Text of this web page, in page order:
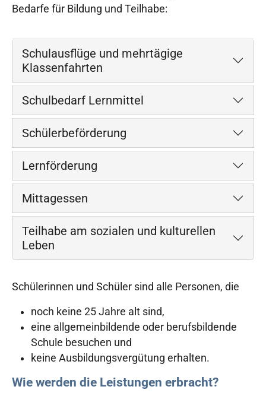
Bedarfe für Bildung und Teilhabe:
Schulausflüge und mehrtägige
Klassenfahrten
Schulbedarf Lernmittel
Schülerbeförderung
Lernförderung
Mittagessen
Teilhabe am sozialen und kulturellen
Leben
Schülerinnen und Schüler sind alle Personen, die
noch keine 25 Jahre alt sind,
eine allgemeinbildende oder berufsbildende
Schule besuchen und
keine Ausbildungsvergütung erhalten.
Wie werden die Leistungen erbracht?